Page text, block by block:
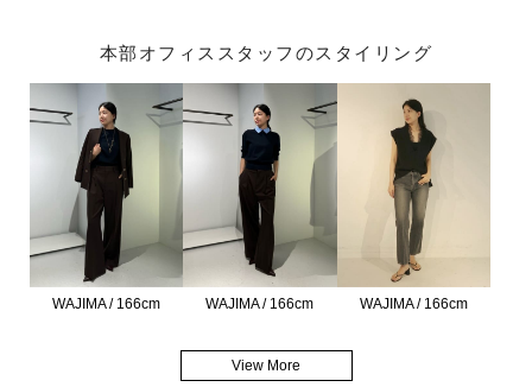
本部オフィススタッフのスタイリング
WAJIMA / 166cm WAJIMA / 166cm WAJIMA / 166cm
View More